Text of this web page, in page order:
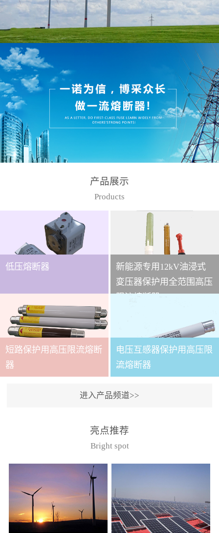
产品展示
Products
低压熔断器
新能源专用12kV油浸式
变压器保护用全范围高压
...
XRNT3A-12变压器保护用
全范围高压限流熔断器(以
下简称熔断器)。本产品适
用于交流50～60Hz,额定电
压12kV的电力系统中，作
件。其主要安装于12kV的
美式箱变中，可与其它电
（2） 海拔不超过1000
米；（3） 相对湿度：日
平均不大于95％，月平均
短路保护用高压限流熔断
器
电压互感器保护用高压限
流熔断器
...
40.5kV系统作为电压互感
器的过载及短路保护用。
和IEC282-1）型号基本参
数
进入产品频道>>
亮点推荐
Bright spot